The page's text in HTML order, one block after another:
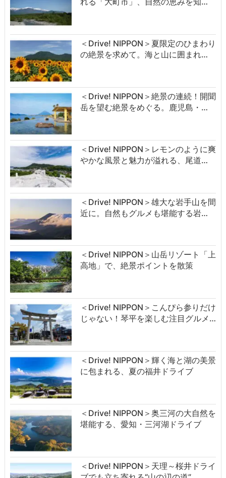
＜Drive! NIPPON＞夏限定のひまわり
の絶景を求めて。海と山に囲まれ…
＜Drive! NIPPON＞絶景の連続！開聞
岳を望む絶景をめぐる。鹿児島・…
＜Drive! NIPPON＞レモンのように爽
やかな風景と魅力が溢れる、尾道…
＜Drive! NIPPON＞雄大な岩手山を間
近に。自然もグルメも堪能する岩…
＜Drive! NIPPON＞山岳リゾート「上
高地」で、絶景ポイントを散策
＜Drive! NIPPON＞こんぴら参りだけ
じゃない！琴平を楽しむ注目グルメ…
＜Drive! NIPPON＞輝く海と湖の美景
に包まれる、夏の福井ドライブ
＜Drive! NIPPON＞奥三河の大自然を
堪能する、愛知・三河湖ドライブ
＜Drive! NIPPON＞天理～桜井ドライ